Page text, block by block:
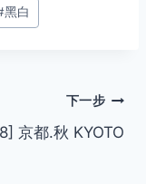
黑白
下一步
京都.秋 KYOTO